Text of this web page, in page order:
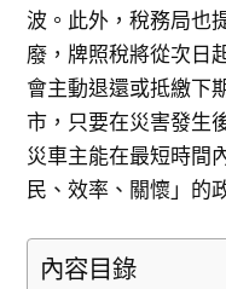
波。此外，稅務局也
廢，牌照稅將從次日
會主動退還或抵繳下
市，只要在災害發生
災車主能在最短時間
民、效率、關懷」的
內容目錄